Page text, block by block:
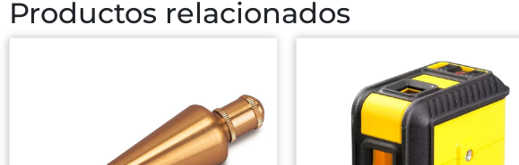
Productos relacionados